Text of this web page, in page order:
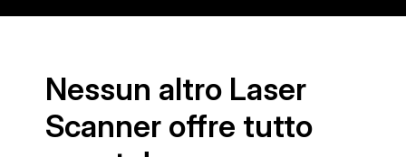
Nessun altro Laser
Scanner offre tutto